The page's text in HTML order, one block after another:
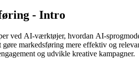
- Intro
ved AI-værktøjer, hvordan AI-
markedsføring mere effektiv og
og udvikle kreative kampagner.